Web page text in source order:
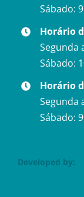
Sábado:
Horário
Segunda
Sábado:
Horário
Segunda
Sábado:
Developed by: